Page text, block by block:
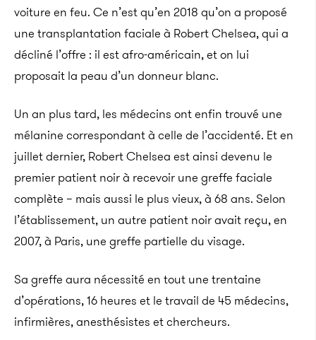
voiture en feu. Ce n’est qu’en 2018 qu’on a proposé
une transplantation faciale à Robert Chelsea, qui a
décliné l’offre : il est afro-américain, et on lui
proposait la peau d’un donneur blanc.
Un an plus tard, les médecins ont enfin trouvé une
mélanine correspondant à celle de l’accidenté. Et en
juillet dernier, Robert Chelsea est ainsi devenu le
premier patient noir à recevoir une greffe faciale
complète – mais aussi le plus vieux, à 68 ans. Selon
l’établissement, un autre patient noir avait reçu, en
2007, à Paris, une greffe partielle du visage.
Sa greffe aura nécessité en tout une trentaine
d’opérations, 16 heures et le travail de 45 médecins,
infirmières, anesthésistes et chercheurs.